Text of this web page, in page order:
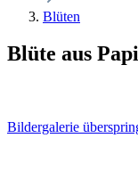
Blüten
Blüte aus
Bildergalerie